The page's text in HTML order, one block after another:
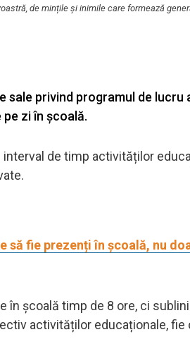
de mințile și inimile care formează
sale privind programul de
zi în școală.
de timp activităților
fie prezenți în școală, nu
în școală timp de 8 ore, ci
activităților educaționale, fie